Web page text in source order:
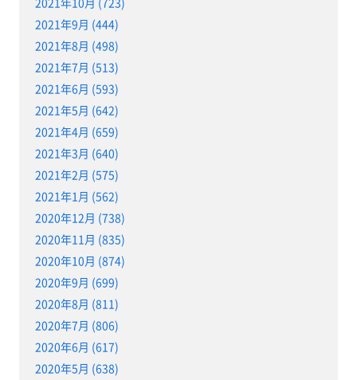
2021年9月 (444)
2021年8月 (498)
2021年7月 (513)
2021年6月 (593)
2021年5月 (642)
2021年4月 (659)
2021年3月 (640)
2021年2月 (575)
2021年1月 (562)
2020年12月 (738)
2020年11月 (835)
2020年10月 (874)
2020年9月 (699)
2020年8月 (811)
2020年7月 (806)
2020年6月 (617)
2020年5月 (638)